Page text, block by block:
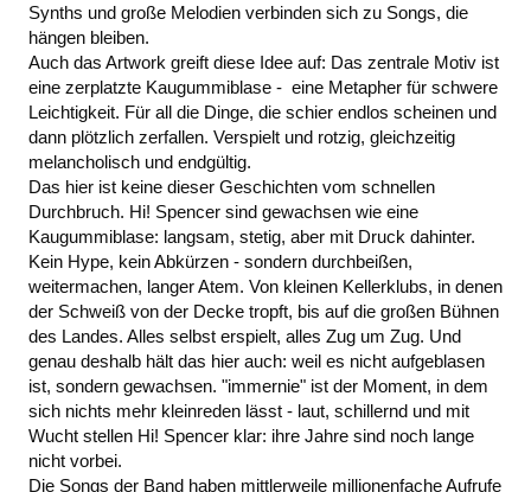
Synths und große Melodien verbinden sich zu Songs, die
hängen bleiben.
Auch das Artwork greift diese Idee auf: Das zentrale Motiv ist
eine zerplatzte Kaugummiblase - eine Metapher für schwere
Leichtigkeit. Für all die Dinge, die schier endlos scheinen und
dann plötzlich zerfallen. Verspielt und rotzig, gleichzeitig
melancholisch und endgültig.
Das hier ist keine dieser Geschichten vom schnellen
Durchbruch. Hi! Spencer sind gewachsen wie eine
Kaugummiblase: langsam, stetig, aber mit Druck dahinter.
Kein Hype, kein Abkürzen - sondern durchbeißen,
weitermachen, langer Atem. Von kleinen Kellerklubs, in denen
der Schweiß von der Decke tropft, bis auf die großen Bühnen
des Landes. Alles selbst erspielt, alles Zug um Zug. Und
genau deshalb hält das hier auch: weil es nicht aufgeblasen
ist, sondern gewachsen. "immernie" ist der Moment, in dem
sich nichts mehr kleinreden lässt - laut, schillernd und mit
Wucht stellen Hi! Spencer klar: ihre Jahre sind noch lange
nicht vorbei.
Die Songs der Band haben mittlerweile millionenfache Aufrufe